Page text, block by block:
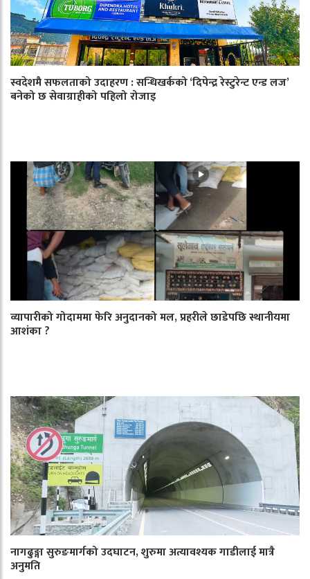
स्वदेशमै सफलताको उदाहरण : सन्धिखर्कको ‘दिपेन्द्र रेस्टुरेन्ट एन्ड लज’
बनेको छ सेवाग्राहीको पहिलो रोजाइ
व्यापारीको गोदाममा फेरि अनुदानको मल, प्रहरीले छाडेपछि स्थानीयमा
आशंका ?
नागढुङ्गा सुरुङमार्गको उदघाटन, शुरुमा अत्यावश्यक गाडीलाई मात्रै
अनुमति